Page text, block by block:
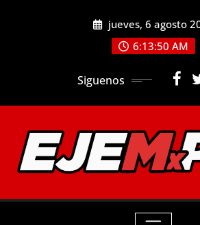
jueves, 6 agosto
6:13:51 AM
Siguenos